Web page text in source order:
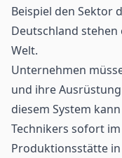
Beispiel den Sektor
Deutschland
Welt.
Unternehmen
und ihre
diesem System
Technikers sofort
Produktionsstätte